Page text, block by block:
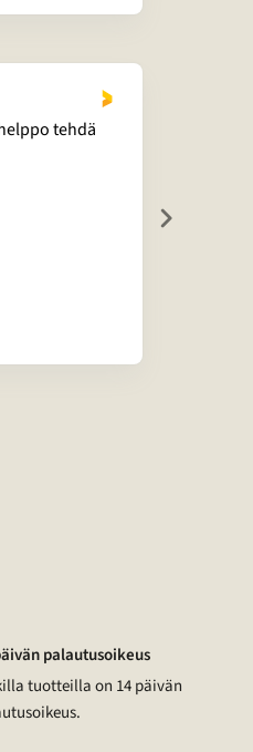
tehdä
palautusoikeus
tuotteilla on 14 päivän